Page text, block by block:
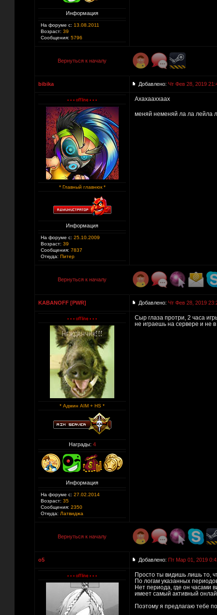
Информация
На форуме с: 13.08.2011
Возраст: 39
Сообщения: 5796
Вернуться к началу
bibika Добавлено: Чт Фев 28, 2019
* Главный главнюк *
Информация
На форуме с: 25.10.2009
Возраст: 39
Сообщения: 7837
Откуда: Питер
Ахахааххаах
меняй неменяй ла ла лейла
Вернуться к началу
KABANOFF [PWR] Добавлено: Чт Фев 28, 2019
* Админ AIM + HS *
Награды: 4
Информация
На форуме с: 27.02.2014
Возраст: 35
Сообщения: 2350
Откуда: Латвиджа
Сыр глаза протри, 2 часа
не играешь на сервере и не
Вернуться к началу
o5 Добавлено: Пт Мар 01, 2019
Просто ты видишь лишь то,
По логам указанных
Нет периода, где он часами
имеет самый активный
Поэтому я предлагаю тебе